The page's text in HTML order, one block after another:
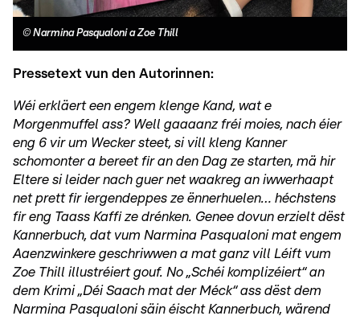
© Narmina Pasqualoni a Zoe Thill
Pressetext vun den Autorinnen:
Wéi erkläert een engem klenge Kand, wat e
Morgenmuffel ass? Well gaaaanz fréi moies, nach éier
eng 6 vir um Wecker steet, si vill kleng Kanner
schomonter a bereet fir an den Dag ze starten, mä hir
Eltere si leider nach guer net waakreg an iwwerhaapt
net prett fir iergendeppes ze ënnerhuelen… héchstens
fir eng Taass Kaffi ze drénken. Genee dovun erzielt dëst
Kannerbuch, dat vum Narmina Pasqualoni mat engem
Aaenzwinkere geschriwwen a mat ganz vill Léift vum
Zoe Thill illustréiert gouf. No „Schéi komplizéiert“ an
dem Krimi „Déi Saach mat der Méck“ ass dëst dem
Narmina Pasqualoni säin éischt Kannerbuch, wärend